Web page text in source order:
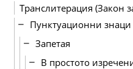
Транслитерация (Закон
Пунктуационни знаци
Запетая
В простото